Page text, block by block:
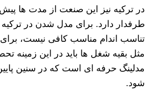
در ترکیه نیز این صنعت از مدت ها پیش
طرفدار دارد. برای مدل شدن در ترکیه
تناسب اندام مناسب کافی نیست،
مثل بقیه شغل ها باید در این زمینه
مدلینگ حرفه ای است که در سنین
شود.